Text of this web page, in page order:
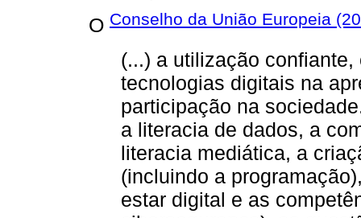
O Conselho da União Europeia
(...) a utilização
tecnologias digitais na
participação na
a literacia de dados, a
literacia mediática, a
(incluindo a
estar digital e as